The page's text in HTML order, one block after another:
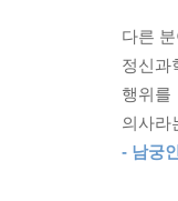
한 것
볍게
---
잘 회
선선히
타이
결심한
정신
다른
정신과
행위를
의사라
- 남궁